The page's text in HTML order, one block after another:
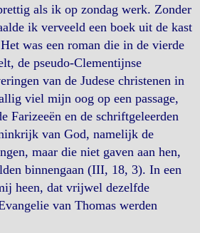
als ik op zondag werk. Zonder
ik verveeld een boek uit de kast
was een roman die in de vierde
de pseudo-Clementijnse
van de Judese christenen in
viel mijn oog op een passage,
Farizeeën en de schriftgeleerden
van God, namelijk de
maar die niet gaven aan hen,
binnengaan (III, 18, 3). In een
heen, dat vrijwel dezelfde
van Thomas werden